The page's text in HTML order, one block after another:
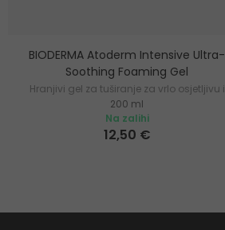
BIODERMA Atoderm Intensive Ultra-
Soothing Foaming Gel
Hranjivi gel za tuširanje za vrlo osjetljivu i
atopičnu kožu
200 ml
Na zalihi
12,50 €